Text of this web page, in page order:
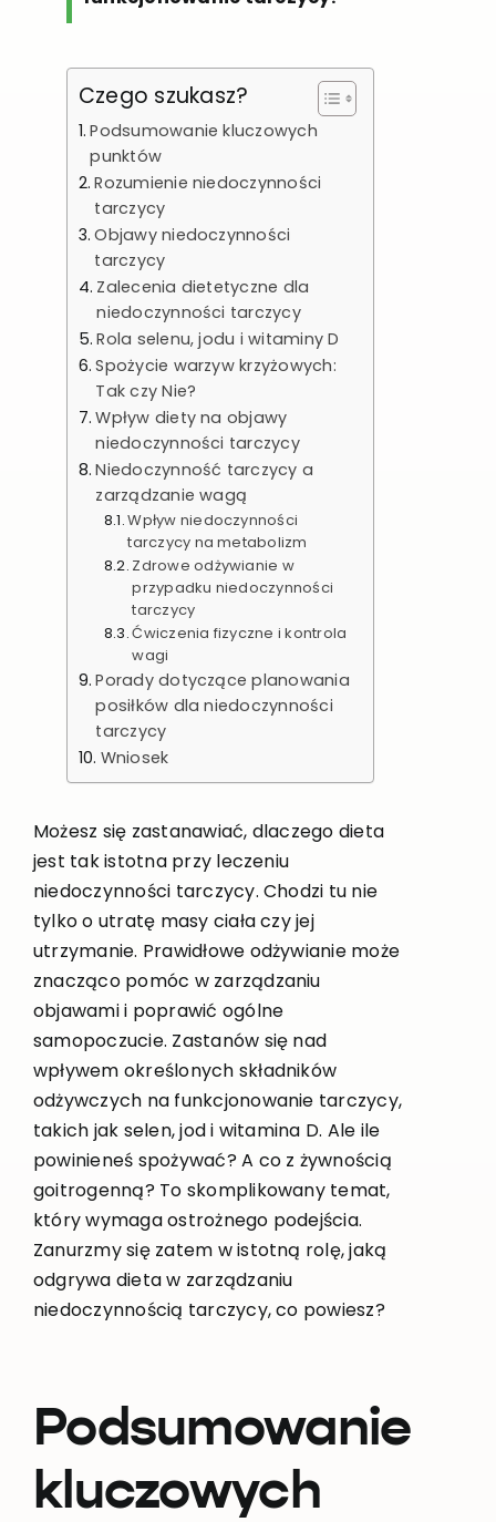
Czego szukasz?
Podsumowanie kluczowych
punktów
Rozumienie niedoczynności
tarczycy
Objawy niedoczynności
tarczycy
Zalecenia dietetyczne dla
niedoczynności tarczycy
Rola selenu, jodu i witaminy D
Spożycie warzyw krzyżowych:
Tak czy Nie?
Wpływ diety na objawy
niedoczynności tarczycy
Niedoczynność tarczycy a
zarządzanie wagą
Wpływ niedoczynności
tarczycy na metabolizm
Zdrowe odżywianie w
przypadku niedoczynności
tarczycy
Ćwiczenia fizyczne i kontrola
wagi
Porady dotyczące planowania
posiłków dla niedoczynności
tarczycy
Wniosek
Możesz się zastanawiać, dlaczego dieta
jest tak istotna przy leczeniu
niedoczynności tarczycy. Chodzi tu nie
tylko o utratę masy ciała czy jej
utrzymanie. Prawidłowe odżywianie może
znacząco pomóc w zarządzaniu
objawami i poprawić ogólne
samopoczucie. Zastanów się nad
wpływem określonych składników
odżywczych na funkcjonowanie tarczycy,
takich jak selen, jod i witamina D. Ale ile
powinieneś spożywać? A co z żywnością
goitrogenną? To skomplikowany temat,
który wymaga ostrożnego podejścia.
Zanurzmy się zatem w istotną rolę, jaką
odgrywa dieta w zarządzaniu
niedoczynnością tarczycy, co powiesz?
Podsumowanie
kluczowych